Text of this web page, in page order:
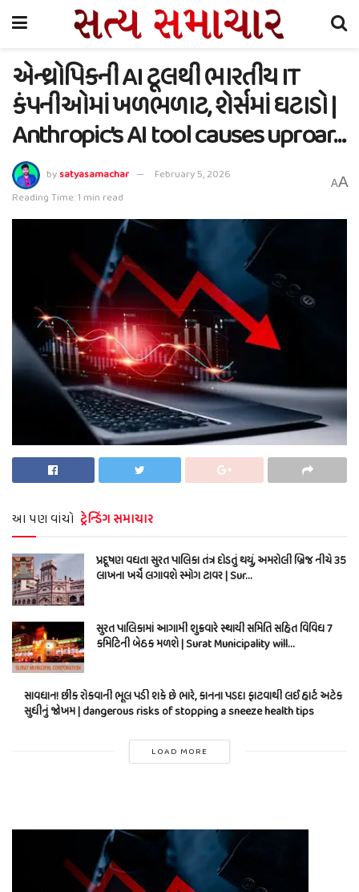
એન્થ્રોપિકની AI ટૂલથી ભારતીય IT
કંપનીઓમાં ખળભળાટ, શેર્સમાં ઘટાડો |
Anthropic’s AI tool causes uproar…
bysatyasamachar
February 5, 2026
Reading Time: 1 min read
AA
આ પણ વાંચો ટ્રેન્ડિંગ સમાચાર
પ્રદૂષણ વધતા સુરત પાલિકા તંત્ર દોડતું થયું, અમરોલી બ્રિજ નીચે 35
લાખના ખર્ચે લગાવશે સ્મોગ ટાવર | Sur…
સુરત પાલિકામાં આગામી શુક્રવારે સ્થાયી સમિતિ સહિત વિવિધ 7
કમિટિની બેઠક મળશે | Surat Municipality will…
સાવધાન! છીંક રોકવાની ભૂલ પડી શકે છે ભારે, કાનના પડદા ફાટવાથી લઈ હાર્ટ અટેક
સુધીનું જોખમ | dangerous risks of stopping a sneeze health tips
LOAD MORE